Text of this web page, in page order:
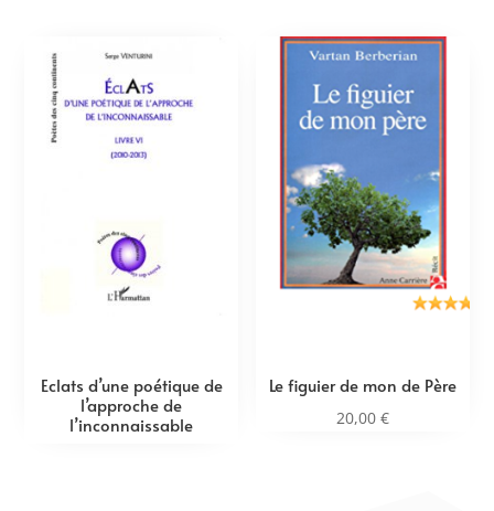
Eclats d’une poétique de
l’approche de
l’inconnaissable
Le figuier de mon de Père
20,00 €